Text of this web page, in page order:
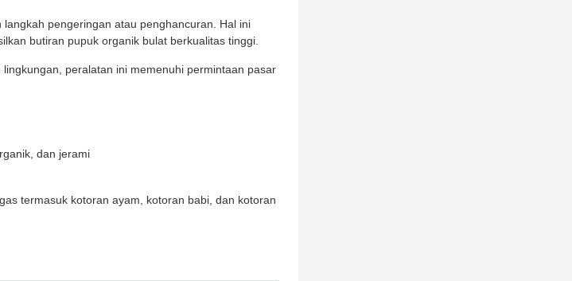
pengeringan atau penghancuran. Hal ini
butiran pupuk organik bulat berkualitas tinggi.
peralatan ini memenuhi permintaan pasar
dan jerami
termasuk kotoran ayam, kotoran babi, dan kotoran